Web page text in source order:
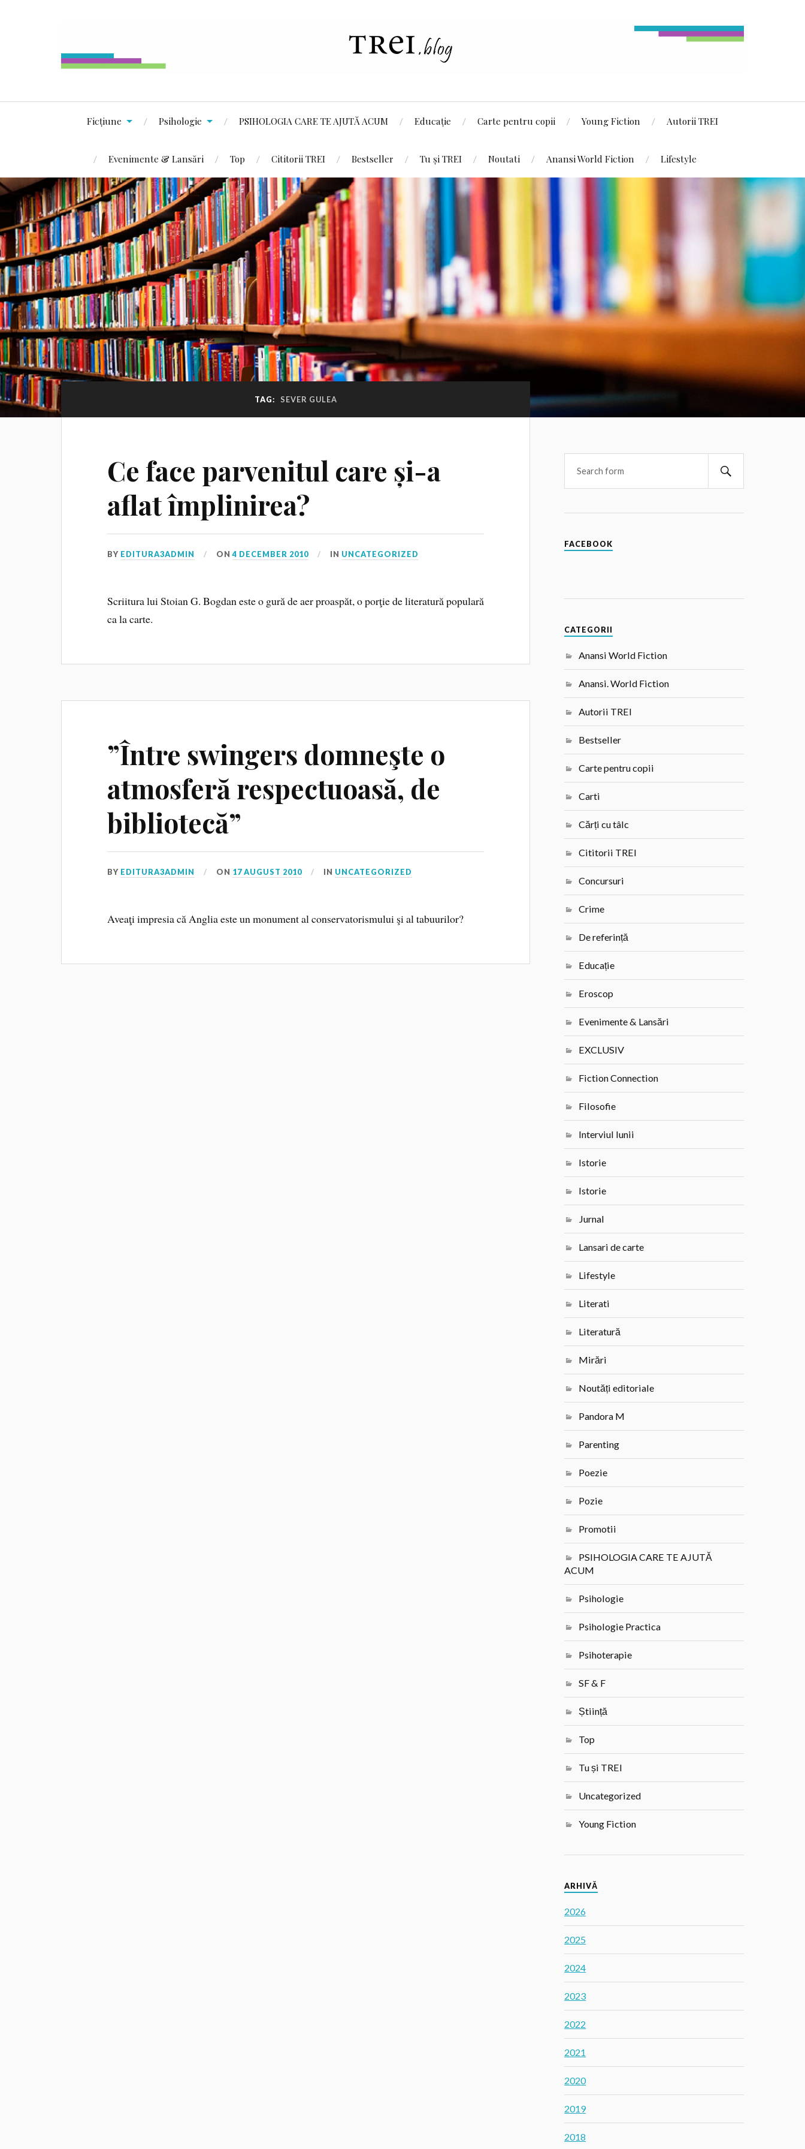
Ficțiune Psihologie PSIHOLOGIA CARE TE AJUTĂ ACUM Educație Carte pentru copii Young Fiction Autorii TREI
Evenimente & Lansări Top Cititorii TREI Bestseller Tu și TREI Noutati Anansi World Fiction Lifestyle
TAG: SEVER GULEA
Ce face parvenitul care și-a
aflat împlinirea?
BY EDITURA3ADMIN ON4 DECEMBER 2010 IN UNCATEGORIZED
Scriitura lui Stoian G. Bogdan este o gură de aer proaspăt, o porţie de literatură populară
ca la carte.
”Între swingers domneşte o
atmosferă respectuoasă, de
bibliotecă”
BY EDITURA3ADMIN ON 17 AUGUST 2010 IN UNCATEGORIZED
Aveaţi impresia că Anglia este un monument al conservatorismului şi al tabuurilor?
FACEBOOK
CATEGORII
Anansi World Fiction
Anansi. World Fiction
Autorii TREI
Bestseller
Carte pentru copii
Carti
Cărți cu tâlc
Cititorii TREI
Concursuri
Crime
De referință
Educație
Eroscop
Evenimente & Lansări
EXCLUSIV
Fiction Connection
Filosofie
Interviul lunii
Istorie
Istorie
Jurnal
Lansari de carte
Lifestyle
Literati
Literatură
Mirări
Noutăți editoriale
Pandora M
Parenting
Poezie
Pozie
Promotii
PSIHOLOGIA CARE TE AJUTĂ
ACUM
Psihologie
Psihologie Practica
Psihoterapie
SF & F
Știință
Top
Tu și TREI
Uncategorized
Young Fiction
ARHIVĂ
2026
2025
2024
2023
2022
2021
2020
2019
2018